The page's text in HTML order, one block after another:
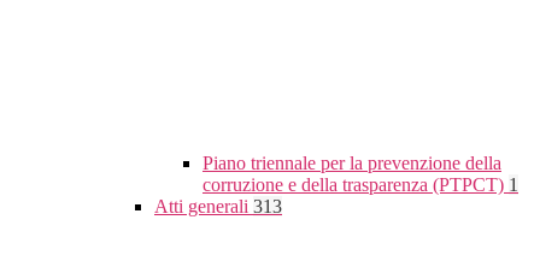
Piano triennale per la prevenzione della
corruzione e della trasparenza (PTPCT) 1
Atti generali 313